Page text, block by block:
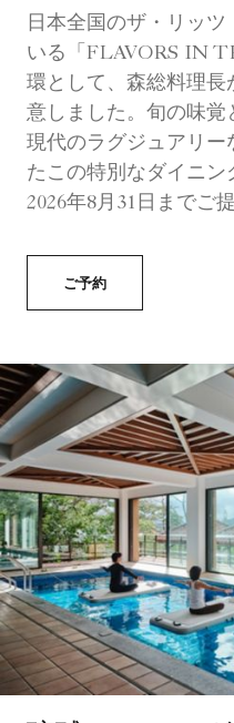
日本全国のザ・リッ
いる「FLAVORS IN
環として、森総料理長
意しました。旬の味覚
現代のラグジュアリー
たこの特別なダイニン
2026年8月31日までご
ご予約